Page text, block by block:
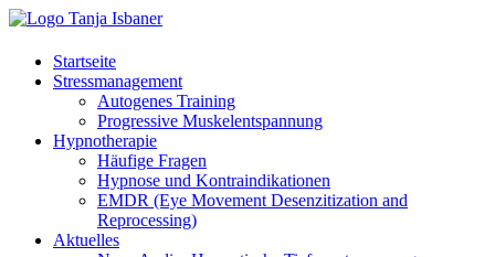
Startseite
Stressmanagement
Autogenes Training
Progressive Muskelentspannung
Hypnotherapie
Häufige Fragen
Hypnose und Kontraindikationen
EMDR (Eye Movement Desenzitization and
Reprocessing)
Aktuelles